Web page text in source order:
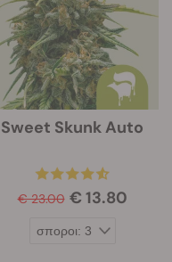
Sweet Skunk Auto
€ 23.00 € 13.80